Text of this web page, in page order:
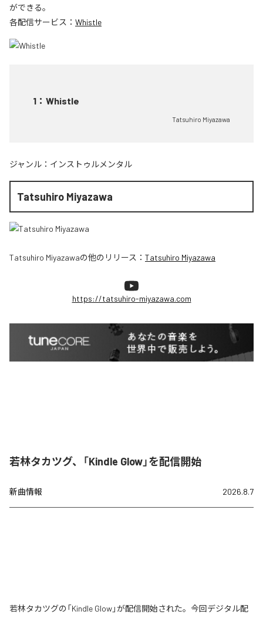
ができる。
各配信サービス： Whistle
1 ： Whistle
Tatsuhiro Miyazawa
ジャンル： インストゥルメンタル
Tatsuhiro Miyazawa
Tatsuhiro Miyazawaの他のリリース： Tatsuhiro Miyazawa
https://tatsuhiro-miyazawa.com
若林タカツグ、「Kindle Glow」を配信開始
新曲情報 2026.8.7
若林タカツグの「Kindle Glow」が配信開始された。今回デジタル配